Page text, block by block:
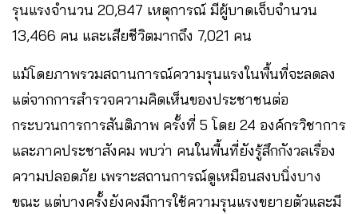
รุนแรงจำนวน 20,847 เหตุการณ์ มีผู้บาดเจ็บจำนวน
13,466 คน และเสียชีวิตมากถึง 7,021 คน
แม้โดยภาพรวมสถานการณ์ความรุนแรงในพื้นที่จะลดลง
แต่จากการสำรวจความคิดเห็นของประชาชนต่อ
กระบวนการการสันติภาพ ครั้งที่ 5 โดย 24 องค์กรวิชาการ
และภาคประชาสังคม พบว่า คนในพื้นที่ยังรู้สึกกังวลเรื่อง
ความปลอดภัย เพราะสถานการณ์ดูเหมือนสงบนิ่งบาง
ขณะ แต่บางครั้งยังคงมีการใช้ความรุนแรงขยายตัวและมี